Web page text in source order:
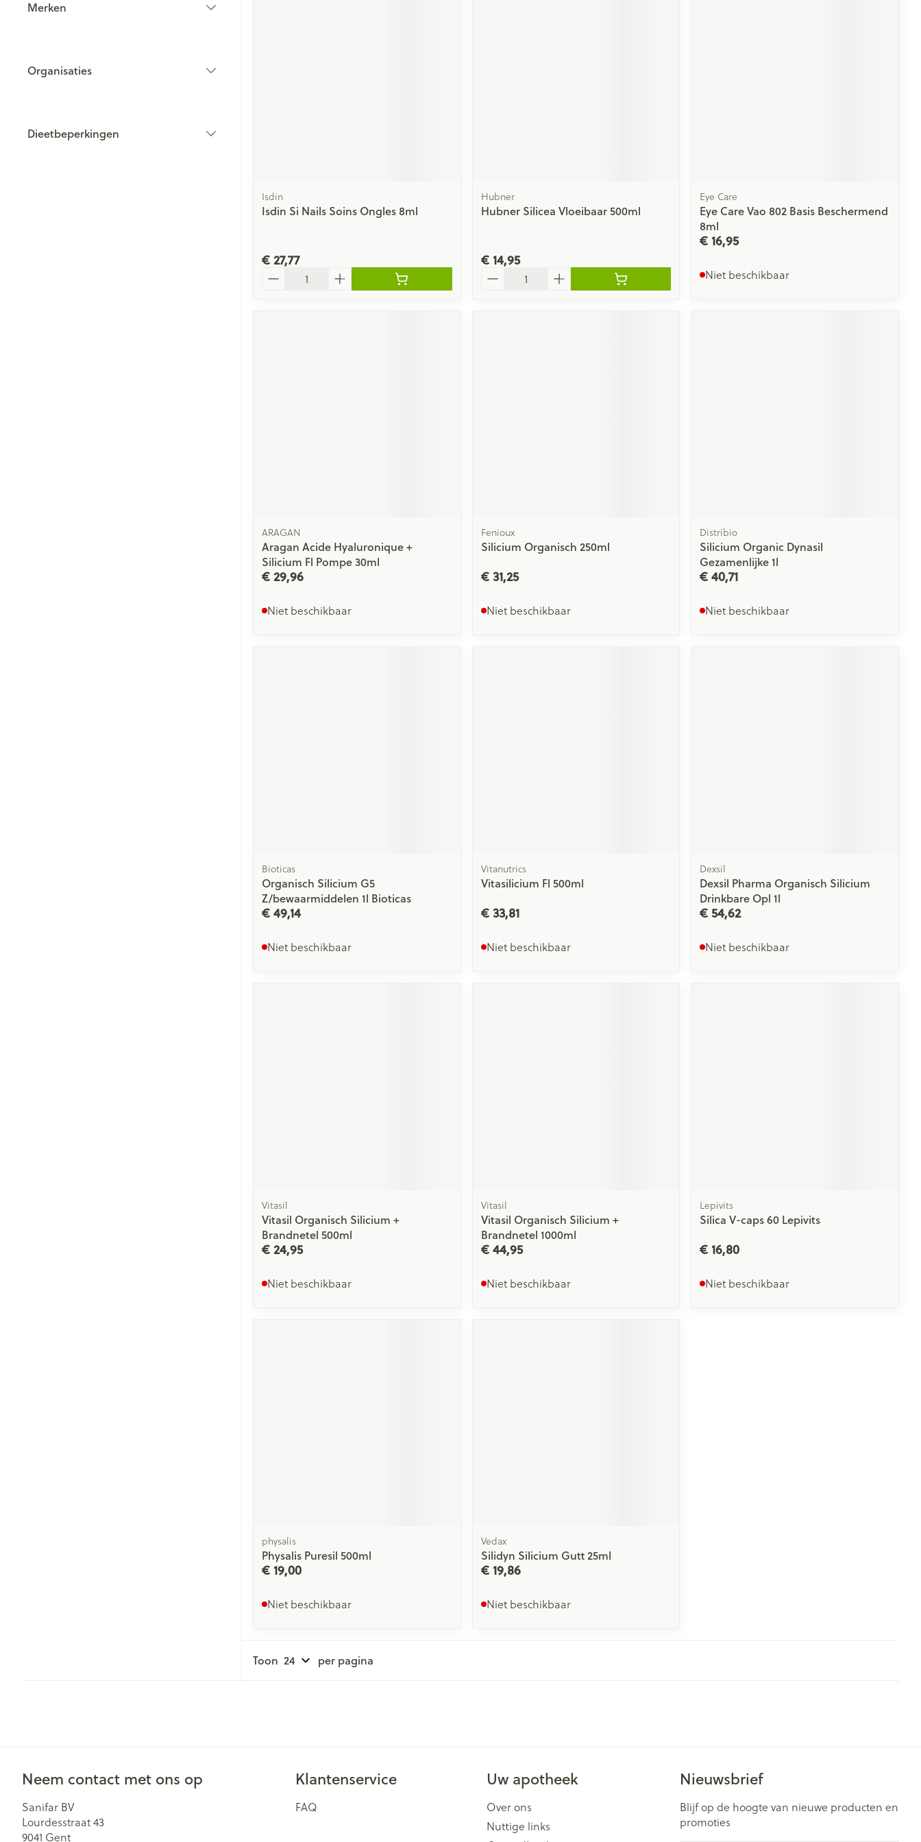
Merken
Organisaties
Dieetbeperkingen
Isdin
Isdin Si Nails Soins Ongles 8ml
€ 27,77
Hubner
Hubner Silicea Vloeibaar 500ml
€ 14,95
Eye Care
Eye Care Vao 802 Basis Beschermend
8ml
€ 16,95
Niet beschikbaar
ARAGAN
Aragan Acide Hyaluronique +
Silicium Fl Pompe 30ml
€ 29,96
Niet beschikbaar
Fenioux
Silicium Organisch 250ml
€ 31,25
Niet beschikbaar
Distribio
Silicium Organic Dynasil
Gezamenlijke 1l
€ 40,71
Niet beschikbaar
Bioticas
Organisch Silicium G5
Z/bewaarmiddelen 1l Bioticas
€ 49,14
Niet beschikbaar
Vitanutrics
Vitasilicium Fl 500ml
€ 33,81
Niet beschikbaar
Dexsil
Dexsil Pharma Organisch Silicium
Drinkbare Opl 1l
€ 54,62
Niet beschikbaar
Vitasil
Vitasil Organisch Silicium +
Brandnetel 500ml
€ 24,95
Niet beschikbaar
Vitasil
Vitasil Organisch Silicium +
Brandnetel 1000ml
€ 44,95
Niet beschikbaar
Lepivits
Silica V-caps 60 Lepivits
€ 16,80
Niet beschikbaar
physalis
Physalis Puresil 500ml
€ 19,00
Niet beschikbaar
Vedax
Silidyn Silicium Gutt 25ml
€ 19,86
Niet beschikbaar
Toon per pagina
Neem contact met ons op
Sanifar BV
Lourdesstraat 43
9041 Gent
Klantenservice
FAQ
Uw apotheek
Over ons
Nuttige links
Nieuwsbrief
Blijf op de hoogte van nieuwe producten en
promoties